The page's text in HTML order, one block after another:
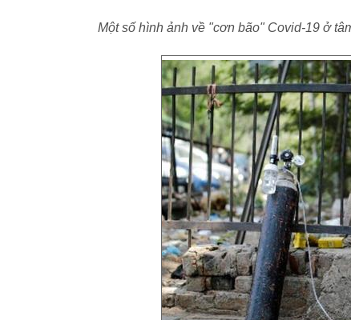
Một số hình ảnh về "cơn bão" Covid-19 ở